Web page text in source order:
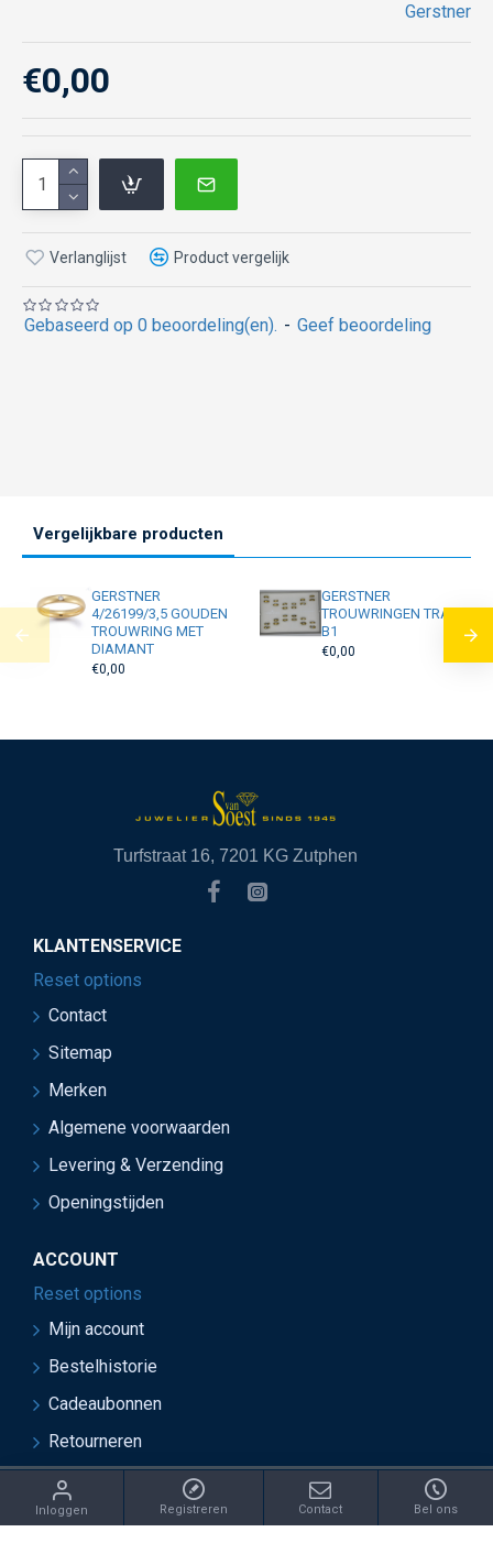
Gerstner
Gebaseerd op 0 beoordeling(en). - Geef beoordeling
€0,00
Verlanglijst Product vergelijk
Vergelijkbare producten
GERSTNER
4/26199/3,5 GOUDEN
TROUWRING MET
DIAMANT
€0,00
GERSTNER
TROUWRINGEN TRAY
B1
€0,00
Turfstraat 16, 7201 KG Zutphen
KLANTENSERVICE
Reset options
Contact
Sitemap
Merken
Algemene voorwaarden
Levering & Verzending
Openingstijden
ACCOUNT
Reset options
Mijn account
Bestelhistorie
Cadeaubonnen
Retourneren
2021 Juwelier van Soest - Ontwikkeld door OnlineBouwers
Inloggen Registreren Contact Bel ons